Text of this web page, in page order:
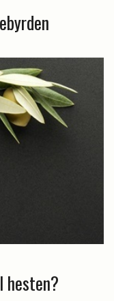
hesten?